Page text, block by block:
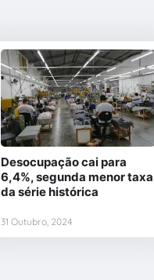
Desocupação cai para
6,4%, segunda menor taxa
da série histórica
31 Outubro, 2024